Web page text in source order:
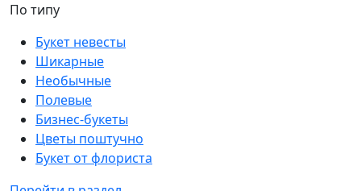
По типу
Букет невесты
Шикарные
Необычные
Полевые
Бизнес-букеты
Цветы поштучно
Букет от флориста